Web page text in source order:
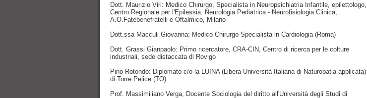
Dott. Maurizio Viri: Medico Chirurgo, Specialista in Neuropsichiatria Infantile, epilettologo,
Centro Regionale per l'Epilessia, Neurologia Pediatrica - Neurofisiologia Clinica,
A.O.Fatebenefratelli e Oftalmico, Milano
Dott.ssa Macculi Giovanna: Medico Chirurgo Specialista in Cardiologia (Roma)
Dott. Grassi Gianpaolo: Primo ricercatore, CRA-CIN, Centro di ricerca per le colture
industriali, sede distaccata di Rovigo
Pino Rotondo: Diplomato c/o la LUINA (Libera Università Italiana di Naturopatia applicata)
di Torre Pelice (TO)
Prof. Massimiliano Verga, Docente Sociologia del diritto all'Università degli Studi di